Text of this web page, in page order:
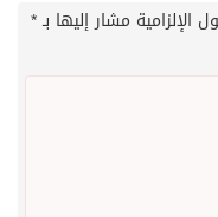
الإلزامية مشار إليها بـ*